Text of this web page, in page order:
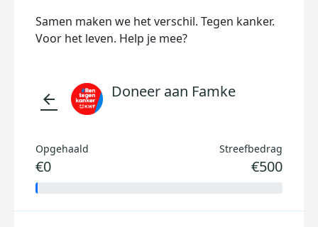
Samen maken we het verschil. Tegen kanker.
Voor het leven. Help je mee?
arrow_back Doneer aan Famke
Opgehaald
€0
Streefbedrag
€500